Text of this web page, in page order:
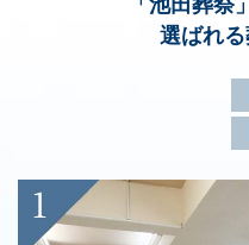
「池田葬祭」
選ばれる